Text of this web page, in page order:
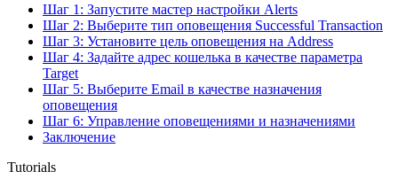
Шаг 1: Запустите мастер настройки Alerts
Шаг 2: Выберите тип оповещения Successful Transaction
Шаг 3: Установите цель оповещения на Address
Шаг 4: Задайте адрес кошелька в качестве параметра
Target
Шаг 5: Выберите Email в качестве назначения
оповещения
Шаг 6: Управление оповещениями и назначениями
Заключение
Tutorials